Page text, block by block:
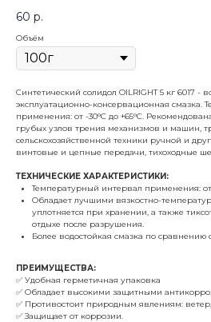
60 р.
Объём
Синтетический солидол OILRIGHT 5 кг 6017 -
эксплуатационно-консервационная смазка.
применения: от -30°C до +65°C.
грубых узлов трения механизмов и машин,
сельскохозяйственной техники ручной и
винтовые и цепные передачи, тихоходные
ТЕХНИЧЕСКИЕ ХАРАКТЕРИСТИКИ:
Температурный интервал применения: от
Обладает лучшими вязкостно-
уплотняется при хранении, а также
отдыхе после разрушения.
Более водостойкая смазка по
ПРЕИМУЩЕСТВА:
✅ Удобная герметичная упаковка
✅ Обладает высокими защитными
✅ Противостоит природным явлениям:
✅ Защищает от коррозии.